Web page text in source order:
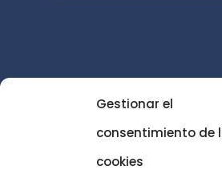
Gestionar el
consentimiento de
cookies